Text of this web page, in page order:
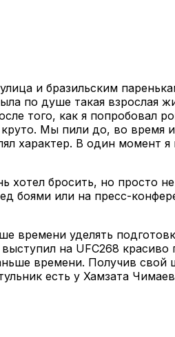
и бразильским
по душе такая взрослая
того, как я попробовал
Мы пили до, во время
характер. В один момент
бросить, но просто
боями или на пресс-
времени уделять
на UFC268
времени. Получив свой
есть у Хамзата